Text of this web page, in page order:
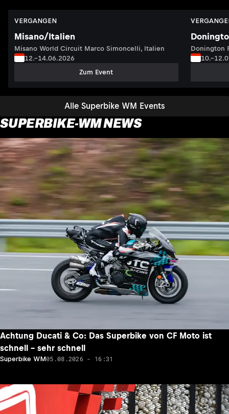
Alle Superbike WM Events
VERGANGEN
Misano/Italien
Misano World Circuit Marco Simoncelli, Italien
12.–14.06.2026
Zum Event
Donington
SUPERBIKE-WM NEWS
Achtung Ducati & Co: Das Superbike von CF Moto ist
schnell – sehr schnell
Superbike WM05.08.2026 - 16:31